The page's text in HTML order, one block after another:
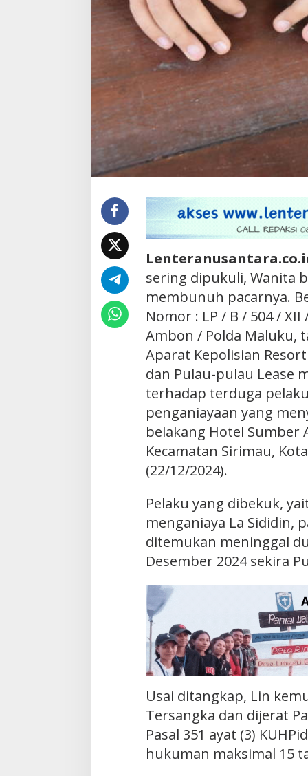
sering dipukuli, Wanita
membunuh pacarnya.
Nomor : LP / B / 504 / XII
Ambon / Polda Maluku,
Aparat Kepolisian
dan Pulau-pulau Lease
terhadap terduga
penganiayaan yang
belakang Hotel Sumber
Kecamatan Sirimau,
(22/12/2024).
Pelaku yang dibekuk,
menganiaya La Sididin,
ditemukan meninggal
Desember 2024 sekira
Usai ditangkap, Lin
Tersangka dan dijerat
Pasal 351 ayat (3)
hukuman maksimal 15